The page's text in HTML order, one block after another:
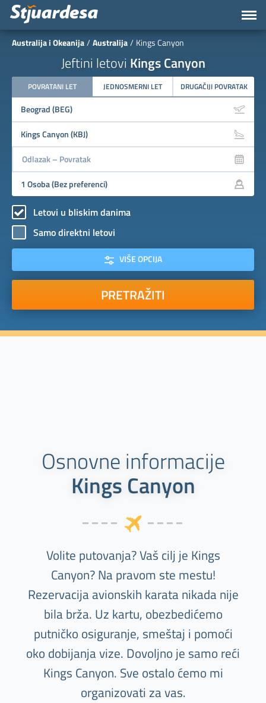
Australija i Okeanija Australija Kings Canyon
Jeftini letovi Kings Canyon
POVRATANI LET JEDNOSMERNI LET DRUGAČIJI POVRATAK
Letovi u bliskim danima
Samo direktni letovi
VIŠE OPCIJA
PRETRAŽITI
Osnovne informacije
Kings Canyon
Volite putovanja? Vaš cilj je Kings
Canyon? Na pravom ste mestu!
Rezervacija avionskih karata nikada nije
bila brža. Uz kartu, obezbedićemo
putničko osiguranje, smeštaj i pomoći
oko dobijanja vize. Dovoljno je samo reći
Kings Canyon. Sve ostalo ćemo mi
organizovati za vas.